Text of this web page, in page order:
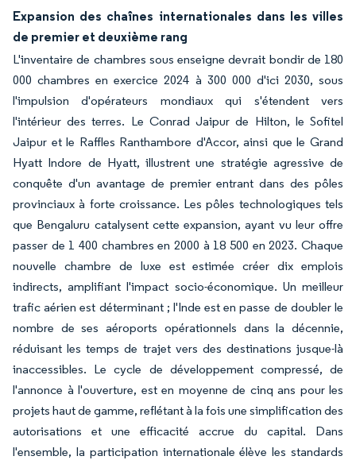
Expansion des chaînes internationales dans les villes
de premier et deuxième rang
L'inventaire de chambres sous enseigne devrait bondir de 180
000 chambres en exercice 2024 à 300 000 d'ici 2030, sous
l'impulsion d'opérateurs mondiaux qui s'étendent vers
l'intérieur des terres. Le Conrad Jaipur de Hilton, le Sofitel
Jaipur et le Raffles Ranthambore d'Accor, ainsi que le Grand
Hyatt Indore de Hyatt, illustrent une stratégie agressive de
conquête d'un avantage de premier entrant dans des pôles
provinciaux à forte croissance. Les pôles technologiques tels
que Bengaluru catalysent cette expansion, ayant vu leur offre
passer de 1 400 chambres en 2000 à 18 500 en 2023. Chaque
nouvelle chambre de luxe est estimée créer dix emplois
indirects, amplifiant l'impact socio-économique. Un meilleur
trafic aérien est déterminant ; l'Inde est en passe de doubler le
nombre de ses aéroports opérationnels dans la décennie,
réduisant les temps de trajet vers des destinations jusque-là
inaccessibles. Le cycle de développement compressé, de
l'annonce à l'ouverture, est en moyenne de cinq ans pour les
projets haut de gamme, reflétant à la fois une simplification des
autorisations et une efficacité accrue du capital. Dans
l'ensemble, la participation internationale élève les standards